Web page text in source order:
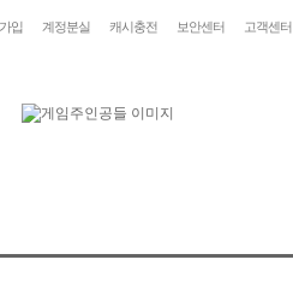
입 계정분실 캐시충전 보안센터 고객센터